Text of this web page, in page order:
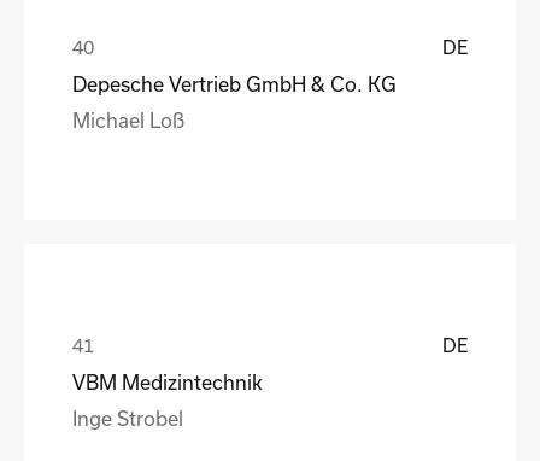
DE
Depesche Vertrieb GmbH & Co. KG
Michael Loß
DE
VBM Medizintechnik
Inge Strobel